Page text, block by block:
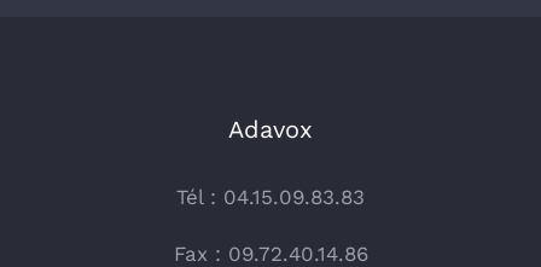
Adavox
Tél : 04.15.09.83.83
Fax : 09.72.40.14.86